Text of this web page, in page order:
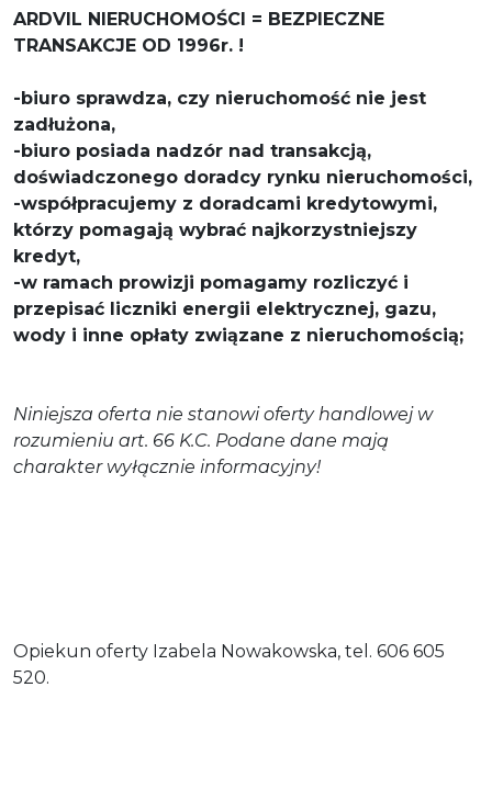
ARDVIL NIERUCHOMOŚCI = BEZPIECZNE
TRANSAKCJE OD 1996r. !
-biuro sprawdza, czy nieruchomość nie jest
zadłużona,
-biuro posiada nadzór nad transakcją,
doświadczonego doradcy rynku nieruchomości,
-współpracujemy z doradcami kredytowymi,
którzy pomagają wybrać najkorzystniejszy
kredyt,
-w ramach prowizji pomagamy rozliczyć i
przepisać liczniki energii elektrycznej, gazu,
wody i inne opłaty związane z nieruchomością;
Niniejsza oferta nie stanowi oferty handlowej w
rozumieniu art. 66 K.C. Podane dane mają
charakter wyłącznie informacyjny!
Opiekun oferty Izabela Nowakowska, tel. 606 605
520.